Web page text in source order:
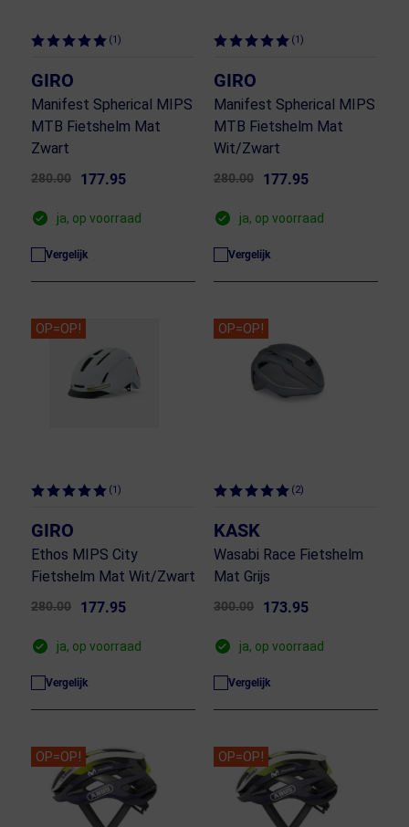
(1)
GIRO
Manifest Spherical MIPS
MTB Fietshelm Mat
Zwart
280.00 177.95
ja, op voorraad
Vergelijk
(1)
GIRO
Manifest Spherical MIPS
MTB Fietshelm Mat
Wit/Zwart
280.00 177.95
ja, op voorraad
Vergelijk
OP=OP!
(1)
GIRO
Ethos MIPS City
Fietshelm Mat Wit/Zwart
280.00 177.95
ja, op voorraad
Vergelijk
OP=OP!
(2)
KASK
Wasabi Race Fietshelm
Mat Grijs
300.00 173.95
ja, op voorraad
Vergelijk
OP=OP! OP=OP!